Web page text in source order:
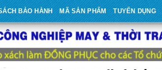
BẢO HÀNH MÃ SẢN PHẨM TUYỂN DỤNG